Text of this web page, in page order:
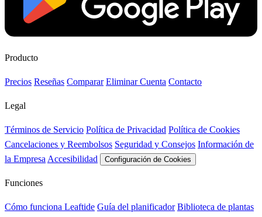
Producto
Precios Reseñas Comparar Eliminar Cuenta Contacto
Legal
Términos de Servicio Política de Privacidad Política de Cookies
Cancelaciones y Reembolsos Seguridad y Consejos Información de
la Empresa Accesibilidad Configuración de Cookies
Funciones
Cómo funciona Leaftide Guía del planificador Biblioteca de plantas